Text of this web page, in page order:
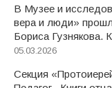
В Музее и
вера и люди»
Бориса Гузнякова.
05.03.2026
Секция